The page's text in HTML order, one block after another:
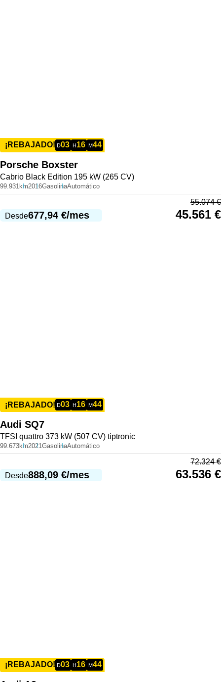
¡REBAJADO! D03 H16 M44
Porsche Boxster
Cabrio Black Edition 195 kW (265 CV)
99.931km2016GasolinaAutomático
Desde677,94 €/mes
55.074€
45.561 €
¡REBAJADO! D03 H 16 M44
Audi SQ7
TFSI quattro 373 kW (507 CV) tiptronic
99.673km2021GasolinaAutomático
Desde888,09 €/mes
72.324€
63.536 €
¡REBAJADO! D03 H16 M44